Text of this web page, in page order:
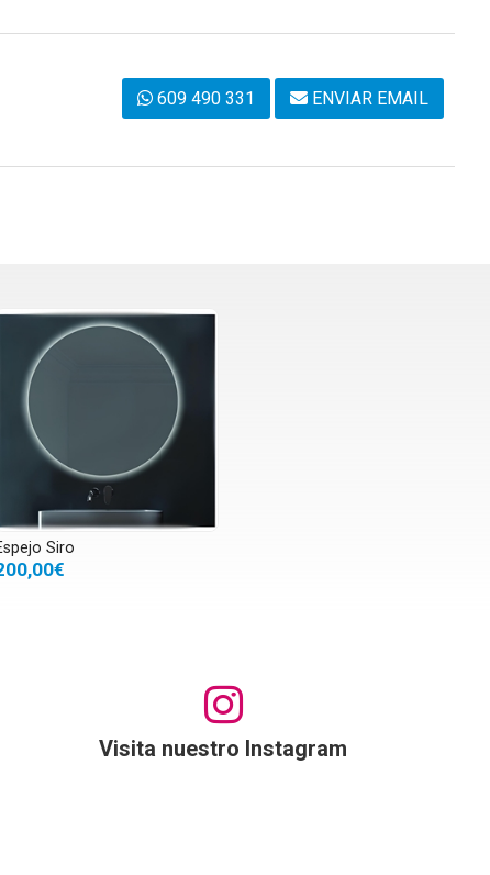
609 490 331 ENVIAR EMAIL
Siro
Visita nuestro Instagram